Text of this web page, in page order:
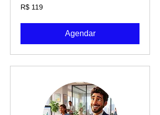
119
Reais
R$ 119
Agendar